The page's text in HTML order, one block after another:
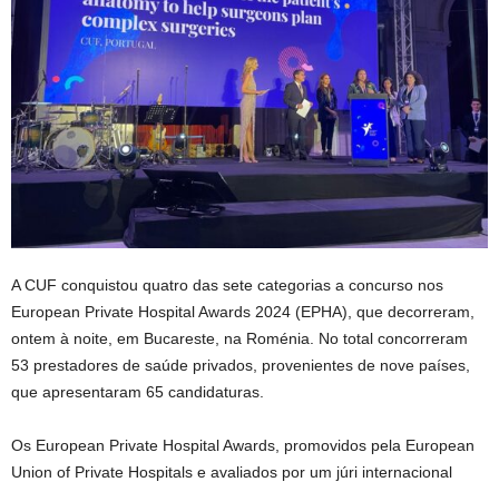
A CUF conquistou quatro das sete categorias a concurso nos
European Private Hospital Awards 2024 (EPHA), que decorreram,
ontem à noite, em Bucareste, na Roménia. No total concorreram
53 prestadores de saúde privados, provenientes de nove países,
que apresentaram 65 candidaturas.
Os European Private Hospital Awards, promovidos pela European
Union of Private Hospitals e avaliados por um júri internacional